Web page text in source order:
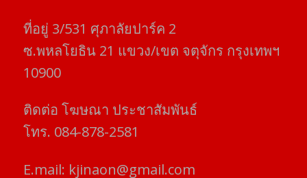
ที่อยู่​ 3/531​ ศุภาลัยปาร์ค​ 2
ซ.พหลโยธิน​ 21​ แขวง/เขต​ จตุจักร​ กรุงเทพฯ
10900
ติดต่อ​ โฆษณา​ ประชาสัมพันธ์
โทร​. 084-878-2581
E.mail: kjinaon@gmail.com